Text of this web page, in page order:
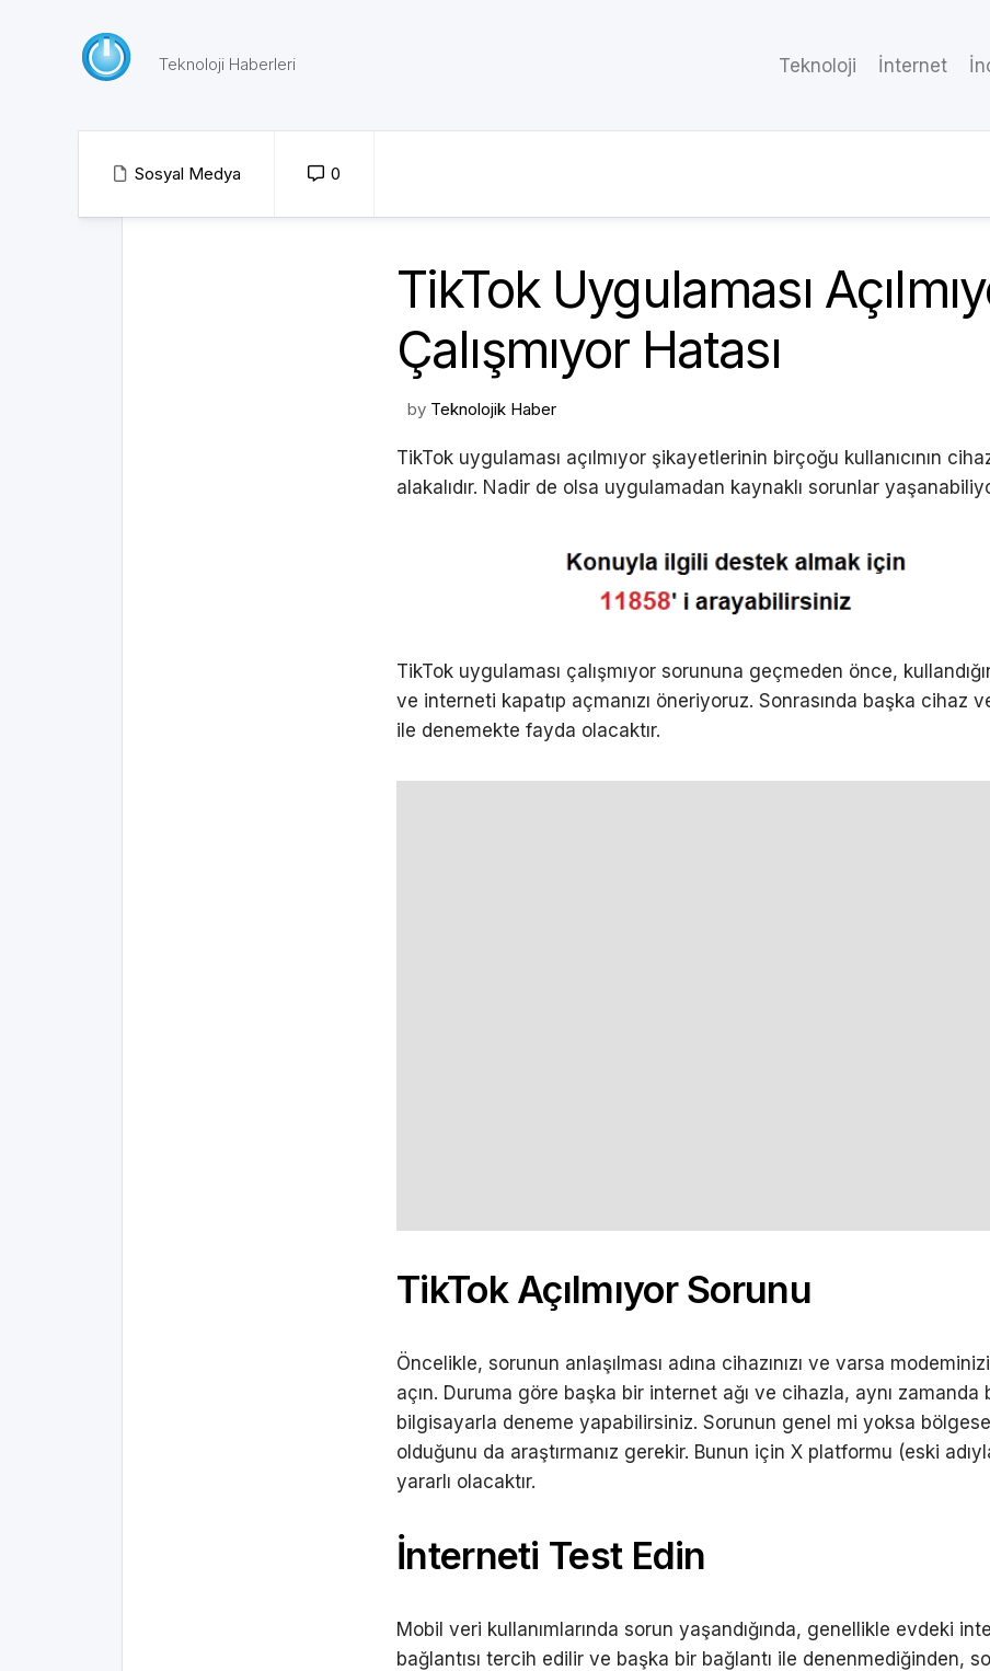
Teknoloji Haberleri Teknoloji İnternet
Sosyal Medya 0
TikTok Uygulaması
Çalışmıyor Hatası
by Teknolojik Haber
TikTok uygulaması açılmıyor şikayetlerinin birçoğu kullanıcının
alakalıdır. Nadir de olsa uygulamadan kaynaklı sorunlar
TikTok uygulaması çalışmıyor sorununa geçmeden önce,
ve interneti kapatıp açmanızı öneriyoruz. Sonrasında başka cihaz
ile denemekte fayda olacaktır.
TikTok Açılmıyor Sorunu
Öncelikle, sorunun anlaşılması adına cihazınızı ve varsa
açın. Duruma göre başka bir internet ağı ve cihazla, aynı zamanda
bilgisayarla deneme yapabilirsiniz. Sorunun genel mi yoksa
olduğunu da araştırmanız gerekir. Bunun için X platformu (eski
yararlı olacaktır.
İnterneti Test Edin
Mobil veri kullanımlarında sorun yaşandığında, genellikle evdeki
bağlantısı tercih edilir ve başka bir bağlantı ile denenmediğinden,